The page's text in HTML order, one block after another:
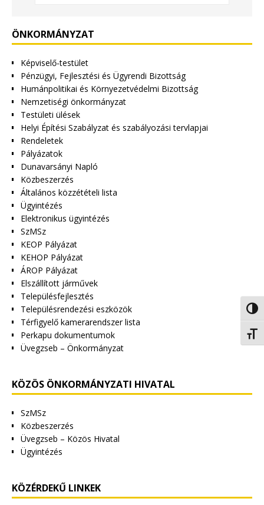
ÖNKORMÁNYZAT
Képviselő-testület
Pénzügyi, Fejlesztési és Ügyrendi Bizottság
Humánpolitikai és Környezetvédelmi Bizottság
Nemzetiségi önkormányzat
Testületi ülések
Helyi Építési Szabályzat és szabályozási tervlapjai
Rendeletek
Pályázatok
Dunavarsányi Napló
Közbeszerzés
Általános közzétételi lista
Ügyintézés
Elektronikus ügyintézés
SzMSz
KEOP Pályázat
KEHOP Pályázat
ÁROP Pályázat
Elszállított járművek
Településfejlesztés
Településrendezési eszközök
Térfigyelő kamerarendszer lista
Perkapu dokumentumok
Üvegzseb – Önkormányzat
KÖZÖS ÖNKORMÁNYZATI HIVATAL
SzMSz
Közbeszerzés
Üvegzseb – Közös Hivatal
Ügyintézés
KÖZÉRDEKŰ LINKEK